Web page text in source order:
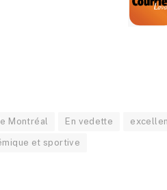
Montréal En vedette
et sportive